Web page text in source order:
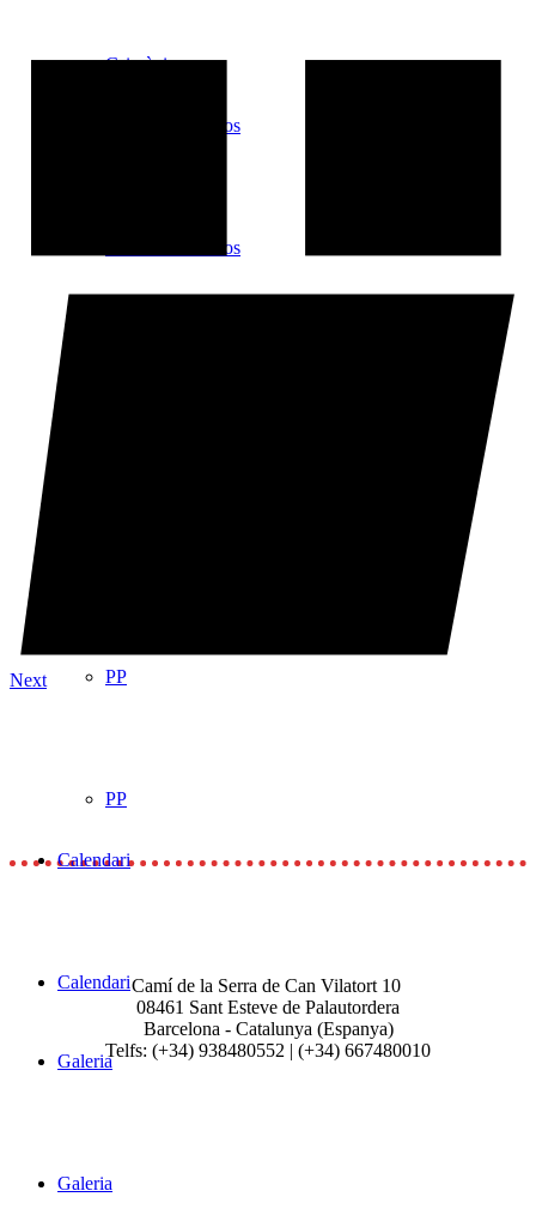
Matx de Pallassos
PP
Calendari
Galeria
Grimègies
Matx de Pallassos
PP
Calendari
Galeria
Next
Camí de la Serra de Can Vilatort 10
08461 Sant Esteve de Palautordera
Barcelona - Catalunya (Espanya)
Telfs: (+34) 938480552 | (+34) 667480010